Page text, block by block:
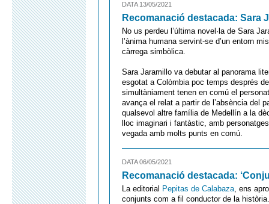
DATA 13/05/2021
Recomanació destacada: Sara
No us perdeu l’última novel·la de Sara
l’ànima humana servint-se d’un entorn
càrrega simbòlica.
Sara Jaramillo va debutar al panorama
esgotat a Colòmbia poc temps després
simultàniament tenen en comú el
avança el relat a partir de l’absència del
qualsevol altre família de Medellín a la
lloc imaginari i fantàstic, amb
vegada amb molts punts en comú.
DATA 06/05/2021
Recomanació destacada:
La editorial Pepitas de Calabaza, ens
conjunts com a fil conductor de la